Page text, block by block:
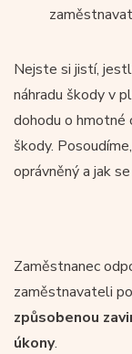
Nejste si jistí,
náhradu škody v
dohodu o hmotné
škody.
oprávněný a jak
Zaměstnanec
zaměstnavateli
způsobenou
úkony.